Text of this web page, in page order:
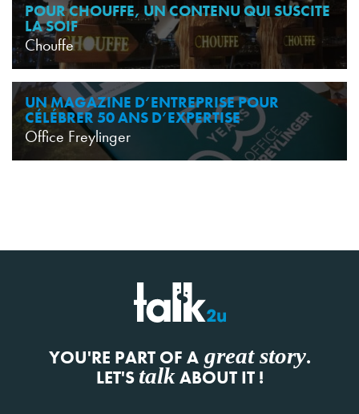
POUR CHOUFFE, UN CONTENU QUI SUSCITE
LA SOIF
Chouffe
UN MAGAZINE D’ENTREPRISE POUR
CÉLÉBRER 50 ANS D’EXPERTISE
Office Freylinger
YOU'RE PART OF Agreat story.
LET'S talkABOUT IT !